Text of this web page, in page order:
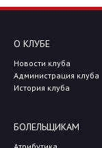
О КЛУБЕ
Новости клуба
Администрация клуба
История клуба
БОЛЕЛЬЩИКАМ